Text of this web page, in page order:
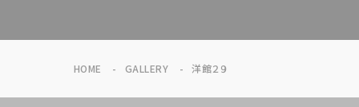
HOME GALLERY 洋館２９